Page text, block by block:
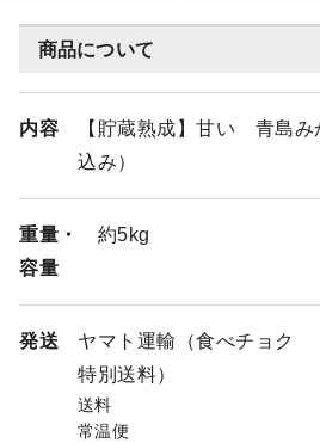
商品について
内容
【貯蔵熟成】甘い 青島
込み）
重量・
容量
約5kg
発送
ヤマト運輸（食べチョク
特別送料）
送料
常温便